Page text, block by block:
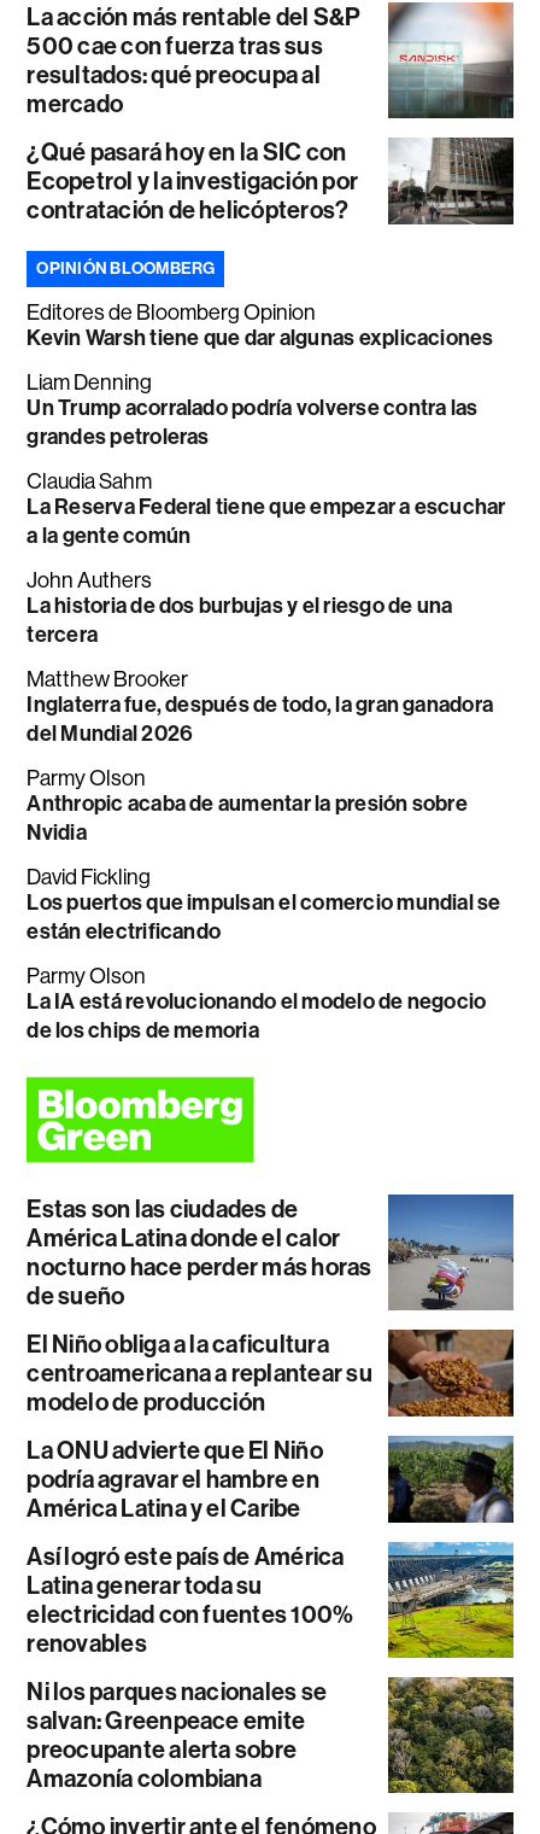
La acción más rentable del S&P
500 cae con fuerza tras sus
resultados: qué preocupa al
mercado
¿Qué pasará hoy en la SIC con
Ecopetrol y la investigación por
contratación de helicópteros?
OPINIÓN BLOOMBERG
Editores de Bloomberg Opinion
Kevin Warsh tiene que dar algunas explicaciones
Liam Denning
Un Trump acorralado podría volverse contra las
grandes petroleras
Claudia Sahm
La Reserva Federal tiene que empezar a escuchar
a la gente común
John Authers
La historia de dos burbujas y el riesgo de una
tercera
Matthew Brooker
Inglaterra fue, después de todo, la gran ganadora
del Mundial 2026
Parmy Olson
Anthropic acaba de aumentar la presión sobre
Nvidia
David Fickling
Los puertos que impulsan el comercio mundial se
están electrificando
Parmy Olson
La IA está revolucionando el modelo de negocio
de los chips de memoria
Estas son las ciudades de
América Latina donde el calor
nocturno hace perder más horas
de sueño
El Niño obliga a la caficultura
centroamericana a replantear su
modelo de producción
La ONU advierte que El Niño
podría agravar el hambre en
América Latina y el Caribe
Así logró este país de América
Latina generar toda su
electricidad con fuentes 100%
renovables
Ni los parques nacionales se
salvan: Greenpeace emite
preocupante alerta sobre
Amazonía colombiana
¿Cómo invertir ante el fenómeno